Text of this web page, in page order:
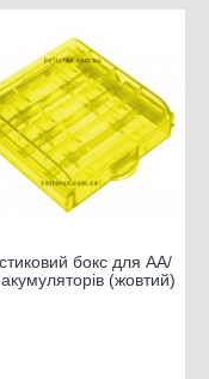
бокс для АА/
(жовтий)